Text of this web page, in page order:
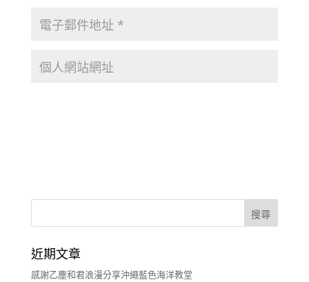
近期文章
感謝乙塵和君浪漫分享沖繩藍色海洋教堂